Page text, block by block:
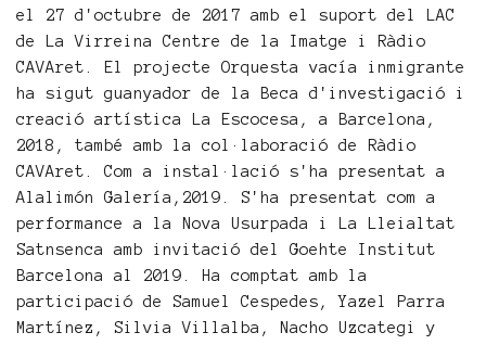
el 27 d'octubre de 2017 amb el suport del LAC
de La Virreina Centre de la Imatge i Ràdio
CAVAret. El projecte Orquesta vacía inmigrante
ha sigut guanyador de la Beca d'investigació i
creació artística La Escocesa, a Barcelona,
2018, també amb la col·laboració de Ràdio
CAVAret. Com a instal·lació s'ha presentat a
Alalimón Galería,2019. S'ha presentat com a
performance a la Nova Usurpada i La Lleialtat
Satnsenca amb invitació del Goehte Institut
Barcelona al 2019. Ha comptat amb la
participació de Samuel Cespedes, Yazel Parra
Martínez, Silvia Villalba, Nacho Uzcategi y